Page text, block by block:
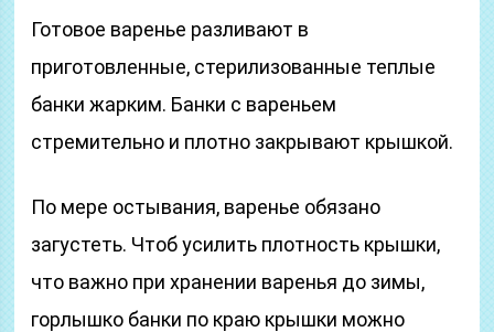
Готовое варенье разливают в
приготовленные, стерилизованные теплые
банки жарким. Банки с вареньем
стремительно и плотно закрывают крышкой.
По мере остывания, варенье обязано
загустеть. Чтоб усилить плотность крышки,
что важно при хранении варенья до зимы,
горлышко банки по краю крышки можно